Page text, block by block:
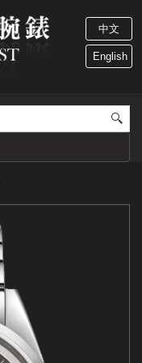
中文
English